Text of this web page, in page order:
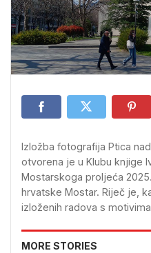
Izložba fotografija Ptica
otvorena je u Klubu knjige
Mostarskoga proljeća
hrvatske Mostar. Riječ je,
izloženih radova s
MORE STORIES